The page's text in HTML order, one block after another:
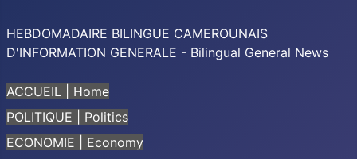
HEBDOMADAIRE BILINGUE CAMEROUNAIS
D'INFORMATION GENERALE - Bilingual General News
ACCUEIL | Home
POLITIQUE | Politics
ECONOMIE | Economy